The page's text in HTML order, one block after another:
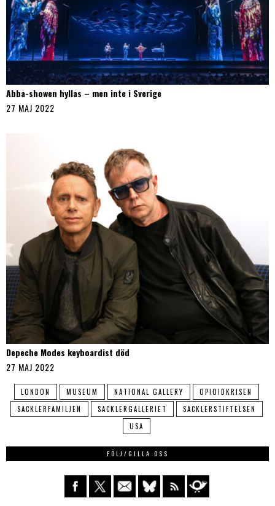
Abba-showen hyllas – men inte i Sverige
27 MAJ 2022
Depeche Modes keyboardist död
27 MAJ 2022
LONDON MUSEUM NATIONAL GALLERY
OPIOIDKRISEN
SACKLERFAMILJEN
SACKLERGALLERIET
SACKLERSTIFTELSEN
USA
FÖLJ/GILLA OSS